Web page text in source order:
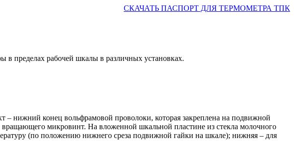
СКАЧАТЬ ПАСПОРТ ДЛЯ ТЕРМОМЕТРА ТПК
в пределах рабочей шкалы в различных установках.
– нижний конец вольфрамовой проволоки, которая закреплена на подвижной
микровинт. На вложенной шкальной пластине из стекла молочного
(по положению нижнего среза подвижной гайки на шкале); нижняя – для